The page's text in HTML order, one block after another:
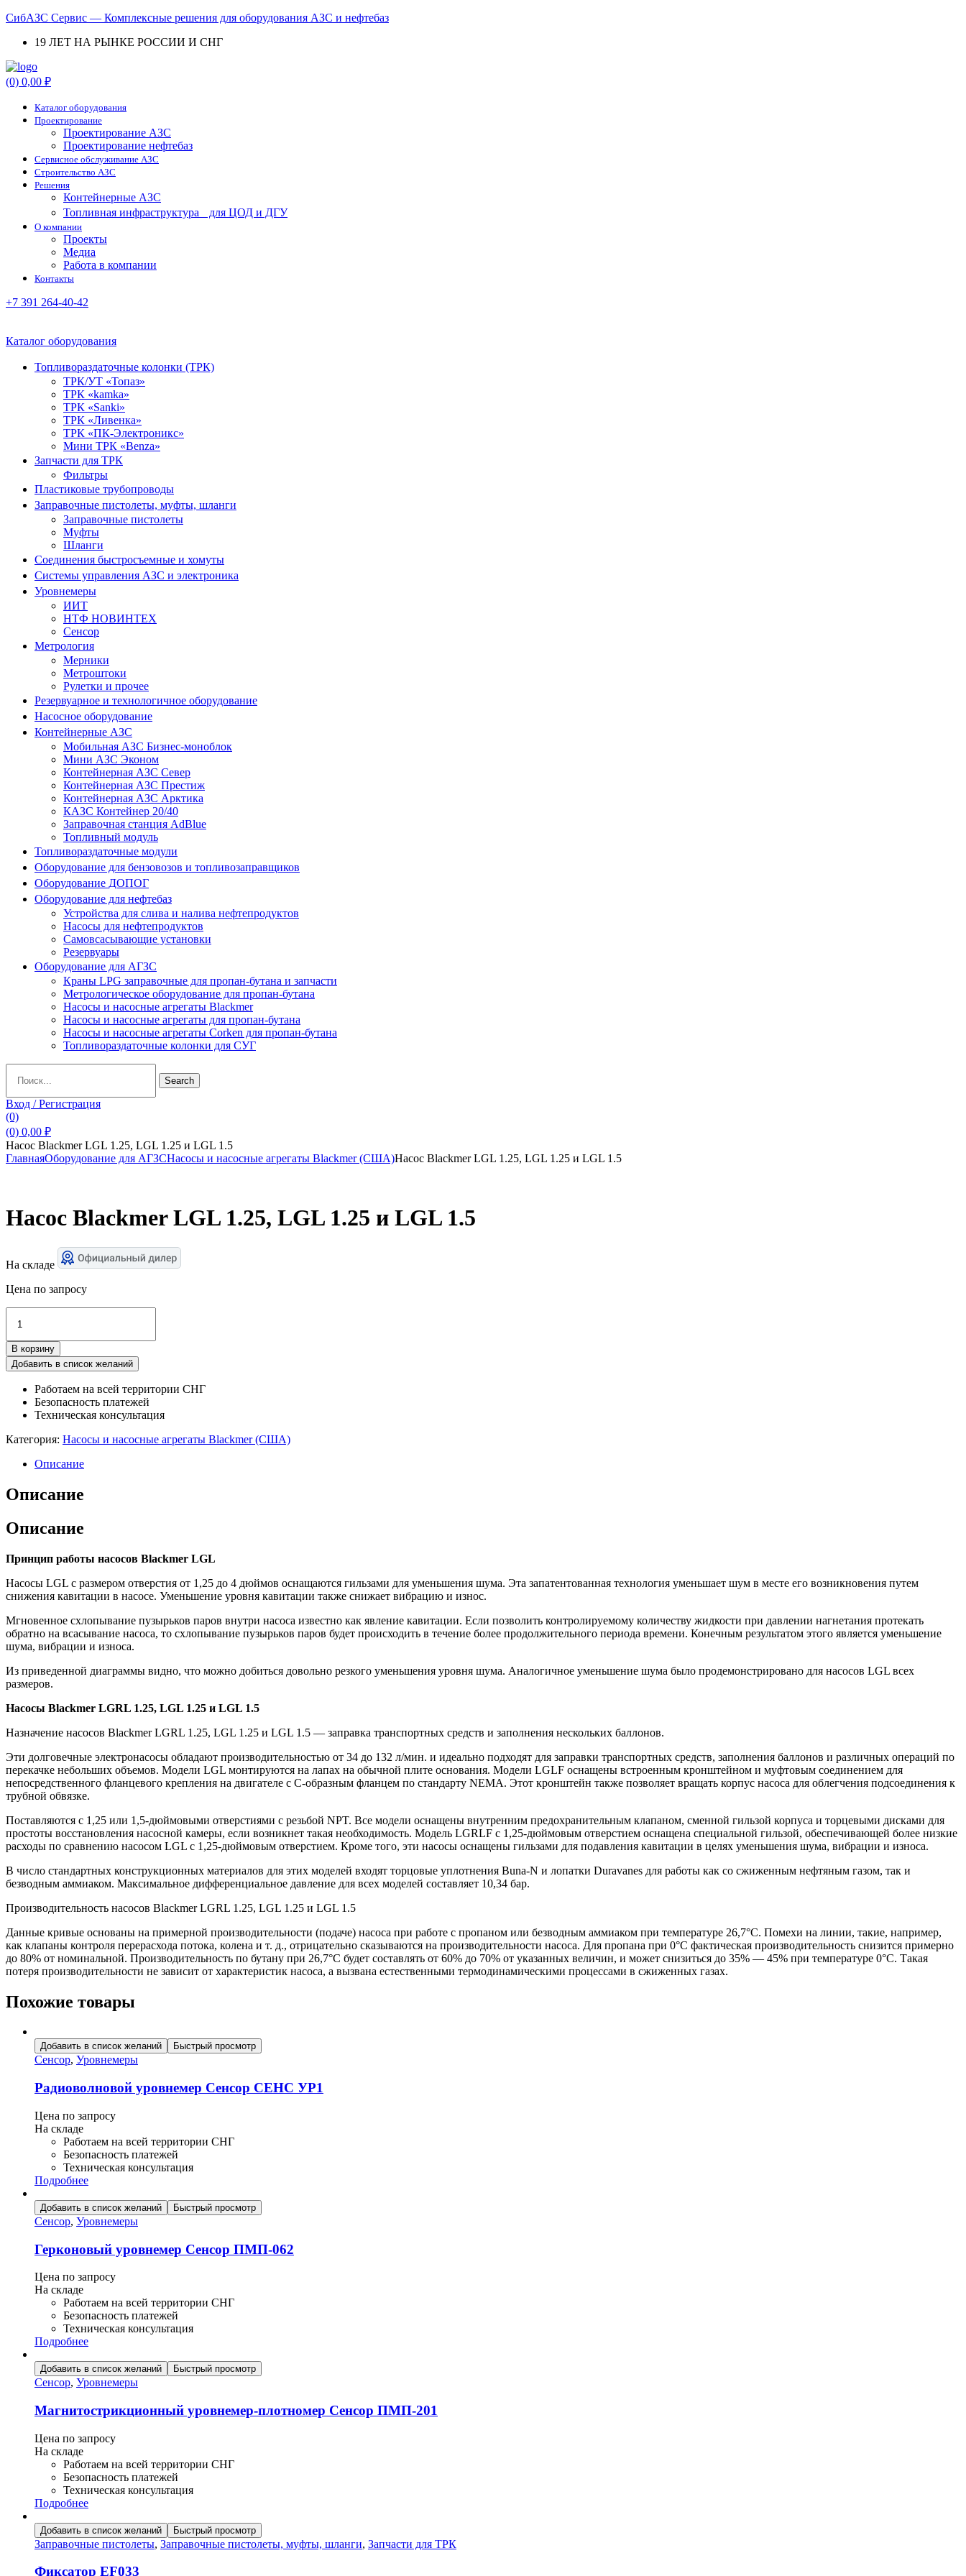
СибАЗС Сервис — Комплексные решения для оборудования АЗС и нефтебаз
19 ЛЕТ НА РЫНКЕ РОССИИ И СНГ
Menu
(0) 0,00 ₽
Каталог оборудования
Проектирование
Проектирование АЗС
Проектирование нефтебаз
Cервисное обслуживание АЗС
Строительство АЗС
Решения
Контейнерные АЗС
Топливная инфраструктура для ЦОД и ДГУ
О компании
Проекты
Медиа
Работа в компании
Контакты
+7 391 264-40-42
Каталог оборудования
Топливораздаточные колонки (ТРК)
ТРК/УТ «Топаз»
ТРК «kamka»
ТРК «Sanki»
ТРК «Ливенка»
ТРК «ПК-Электроникс»
Мини ТРК «Benza»
Запчасти для ТРК
Фильтры
Пластиковые трубопроводы
Заправочные пистолеты, муфты, шланги
Заправочные пистолеты
Муфты
Шланги
Соединения быстросъемные и хомуты
Системы управления АЗС и электроника
Уровнемеры
ИИТ
НТФ НОВИНТЕХ
Сенсор
Метрология
Мерники
Метроштоки
Рулетки и прочее
Резервуарное и технологичное оборудование
Насосное оборудование
Контейнерные АЗС
Мобильная АЗС Бизнес-моноблок
Мини АЗС Эконом
Контейнерная АЗС Север
Контейнерная АЗС Престиж
Контейнерная АЗС Арктика
КАЗС Контейнер 20/40
Заправочная станция AdBlue
Топливный модуль
Топливораздаточные модули
Оборудование для бензовозов и топливозаправщиков
Оборудование ДОПОГ
Оборудование для нефтебаз
Устройства для слива и налива нефтепродуктов
Насосы для нефтепродуктов
Самовсасывающие установки
Резервуары
Оборудование для АГЗС
Краны LPG заправочные для пропан-бутана и запчасти
Метрологическое оборудование для пропан-бутана
Насосы и насосные агрегаты Blackmer
Насосы и насосные агрегаты для пропан-бутана
Насосы и насосные агрегаты Corken для пропан-бутана
Топливораздаточные колонки для СУГ
for:
Search
Вход / Регистрация
(0)
(0) 0,00 ₽
Насос Blackmer LGL 1.25, LGL 1.25 и LGL 1.5
ГлавнаяОборудование для АГЗСНасосы и насосные агрегаты Blackmer (США)Насос Blackmer LGL 1.25, LGL 1.25 и LGL 1.5
Насос Blackmer LGL 1.25, LGL 1.25 и LGL 1.5
На складе
Цена по запросу
товара
Насос
Blackmer
LGL
LGL
1.25
1.5
В корзину
Добавить в список желаний
Работаем на всей территории СНГ
Безопасность платежей
Техническая консультация
Категория: Насосы и насосные агрегаты Blackmer (США)
Описание
Описание
Описание
Принцип работы насосов Blackmer LGL
Насосы LGL с размером отверстия от 1,25 до 4 дюймов оснащаются гильзами для уменьшения шума. Эта запатентованная технология уменьшает шум в месте его возникновения путем
снижения кавитации в насосе. Уменьшение уровня кавитации также снижает вибрацию и износ.
Мгновенное схлопывание пузырьков паров внутри насоса известно как явление кавитации. Если позволить контролируемому количеству жидкости при давлении нагнетания протекать
обратно на всасывание насоса, то схлопывание пузырьков паров будет происходить в течение более продолжительного периода времени. Конечным результатом этого является уменьшение
шума, вибрации и износа.
Из приведенной диаграммы видно, что можно добиться довольно резкого уменьшения уровня шума. Аналогичное уменьшение шума было продемонстрировано для насосов LGL всех
размеров.
Насосы Blackmer LGRL 1.25, LGL 1.25 и LGL 1.5
Назначение насосов Blackmer LGRL 1.25, LGL 1.25 и LGL 1.5 — заправка транспортных средств и заполнения нескольких баллонов.
Эти долговечные электронасосы обладают производительностью от 34 до 132 л/мин. и идеально подходят для заправки транспортных средств, заполнения баллонов и различных операций по
перекачке небольших объемов. Модели LGL монтируются на лапах на обычной плите основания. Модели LGLF оснащены встроенным кронштейном и муфтовым соединением для
непосредственного фланцевого крепления на двигателе с С-образным фланцем по стандарту NEMA. Этот кронштейн также позволяет вращать корпус насоса для облегчения подсоединения к
трубной обвязке.
Поставляются с 1,25 или 1,5-дюймовыми отверстиями с резьбой NPT. Все модели оснащены внутренним предохранительным клапаном, сменной гильзой корпуса и торцевыми дисками для
простоты восстановления насосной камеры, если возникнет такая необходимость. Модель LGRLF с 1,25-дюймовым отверстием оснащена специальной гильзой, обеспечивающей более низкие
расходы по сравнению насосом LGL с 1,25-дюймовым отверстием. Кроме того, эти насосы оснащены гильзами для подавления кавитации в целях уменьшения шума, вибрации и износа.
В число стандартных конструкционных материалов для этих моделей входят торцовые уплотнения Buna-N и лопатки Duravanes для работы как со сжиженным нефтяным газом, так и
безводным аммиаком. Максимальное дифференциальное давление для всех моделей составляет 10,34 бар.
Производительность насосов Blackmer LGRL 1.25, LGL 1.25 и LGL 1.5
Данные кривые основаны на примерной производительности (подаче) насоса при работе с пропаном или безводным аммиаком при температуре 26,7°C. Помехи на линии, такие, например,
как клапаны контроля перерасхода потока, колена и т. д., отрицательно сказываются на производительности насоса. Для пропана при 0°C фактическая производительность снизится примерно
до 80% от номинальной. Производительность по бутану при 26,7°C будет составлять от 60% до 70% от указанных величин, и может снизиться до 35% — 45% при температуре 0°C. Такая
потеря производительности не зависит от характеристик насоса, а вызвана естественными термодинамическими процессами в сжиженных газах.
Похожие товары
Добавить в список желаний Быстрый просмотр
Сенсор, Уровнемеры
Радиоволновой уровнемер Сенсор СЕНС УР1
Цена по запросу
На складе
Работаем на всей территории СНГ
Безопасность платежей
Техническая консультация
Подробнее
Добавить в список желаний Быстрый просмотр
Сенсор, Уровнемеры
Герконовый уровнемер Сенсор ПМП-062
Цена по запросу
На складе
Работаем на всей территории СНГ
Безопасность платежей
Техническая консультация
Подробнее
Добавить в список желаний Быстрый просмотр
Сенсор, Уровнемеры
Магнитострикционный уровнемер-плотномер Сенсор ПМП-201
Цена по запросу
На складе
Работаем на всей территории СНГ
Безопасность платежей
Техническая консультация
Подробнее
Добавить в список желаний Быстрый просмотр
Заправочные пистолеты, Заправочные пистолеты, муфты, шланги, Запчасти для ТРК
Фиксатор EF033